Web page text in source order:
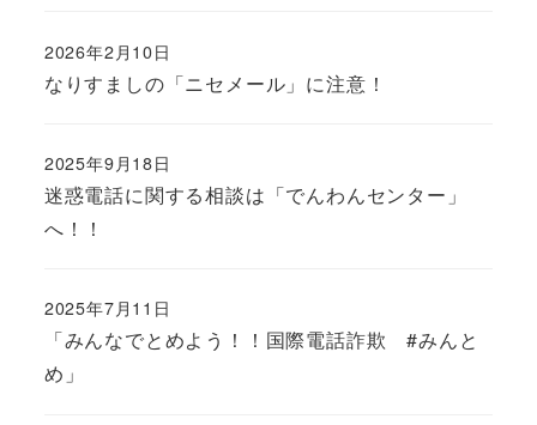
なりすましの「ニセメール」に注意！
2026年2月10日
迷惑電話に関する相談は「でんわんセンター」
へ！！
2025年9月18日
「みんなでとめよう！！国際電話詐欺 #みんと
め」
2025年7月11日